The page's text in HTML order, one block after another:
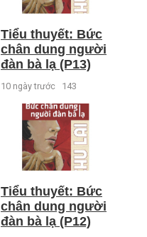
Tiểu thuyết: Bức
chân dung người
đàn bà lạ (P13)
10 ngày trước 143
Tiểu thuyết: Bức
chân dung người
đàn bà lạ (P12)